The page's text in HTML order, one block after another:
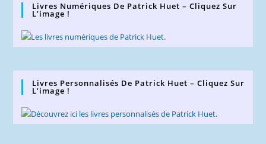
Livres Numériques De Patrick Huet – Cliquez Sur
L’image !
Livres Personnalisés De Patrick Huet – Cliquez Sur
L’image !